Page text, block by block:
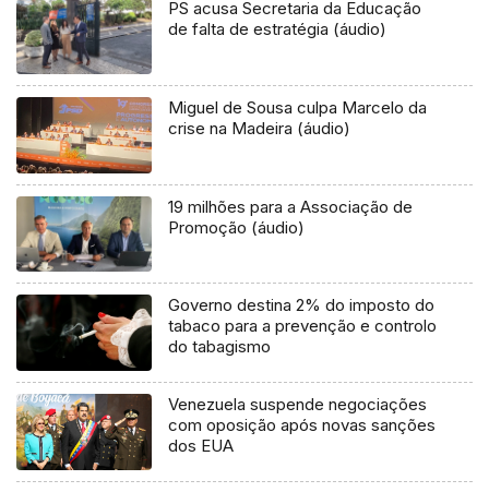
PS acusa Secretaria da Educação
de falta de estratégia (áudio)
Miguel de Sousa culpa Marcelo da
crise na Madeira (áudio)
19 milhões para a Associação de
Promoção (áudio)
Governo destina 2% do imposto do
tabaco para a prevenção e controlo
do tabagismo
Venezuela suspende negociações
com oposição após novas sanções
dos EUA